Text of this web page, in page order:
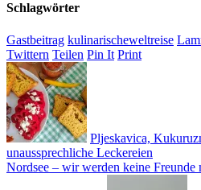
Schlagwörter
Gastbeitrag kulinarischeweltreise
Twittern Teilen Pin It Print
Pljeskavica,
unaussprechliche Leckereien
Nordsee – wir werden keine